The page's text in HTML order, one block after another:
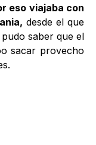
eso viajaba con
desde el que
saber que el
sacar provecho